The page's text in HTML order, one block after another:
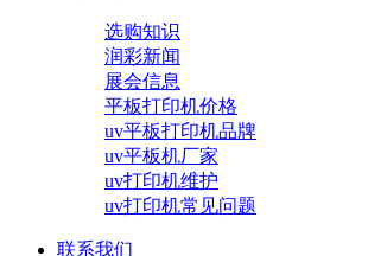
选购知识
润彩新闻
展会信息
平板打印机价格
uv平板打印机品牌
uv平板机厂家
uv打印机维护
uv打印机常见问题
联系我们